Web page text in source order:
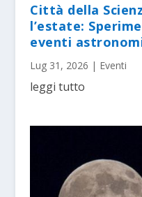
Città della
l’estate:
eventi
Lug 31, 2026 | Eventi
leggi tutto